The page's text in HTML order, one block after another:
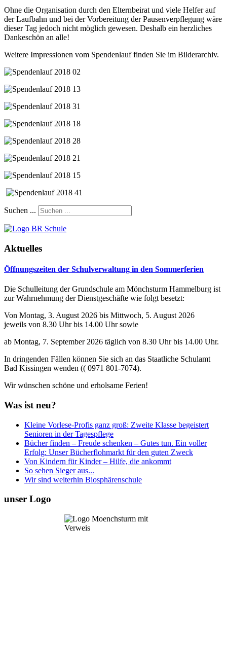
Ohne die Organisation durch den Elternbeirat und viele Helfer auf
der Laufbahn und bei der Vorbereitung der Pausenverpflegung wäre
dieser Tag jedoch nicht möglich gewesen. Deshalb ein herzliches
Dankeschön an alle!
Weitere Impressionen vom Spendenlauf finden Sie im Bilderarchiv.
Suchen ...
Aktuelles
Öffnungszeiten der Schulverwaltung in den Sommerferien
Die Schulleitung der Grundschule am Mönchsturm Hammelburg ist
zur Wahrnehmung der Dienstgeschäfte wie folgt besetzt:
Von Montag, 3. August 2026 bis Mittwoch, 5. August 2026
jeweils von 8.30 Uhr bis 14.00 Uhr sowie
ab Montag, 7. September 2026 täglich von 8.30 Uhr bis 14.00 Uhr.
In dringenden Fällen können Sie sich an das Staatliche Schulamt
Bad Kissingen wenden (( 0971 801-7074).
Wir wünschen schöne und erholsame Ferien!
Was ist neu?
Kleine Vorlese-Profis ganz groß: Zweite Klasse begeistert
Senioren in der Tagespflege
Bücher finden – Freude schenken – Gutes tun. Ein voller
Erfolg: Unser Bücherflohmarkt für den guten Zweck
Von Kindern für Kinder – Hilfe, die ankommt
So sehen Sieger aus...
Wir sind weiterhin Biosphärenschule
unser Logo